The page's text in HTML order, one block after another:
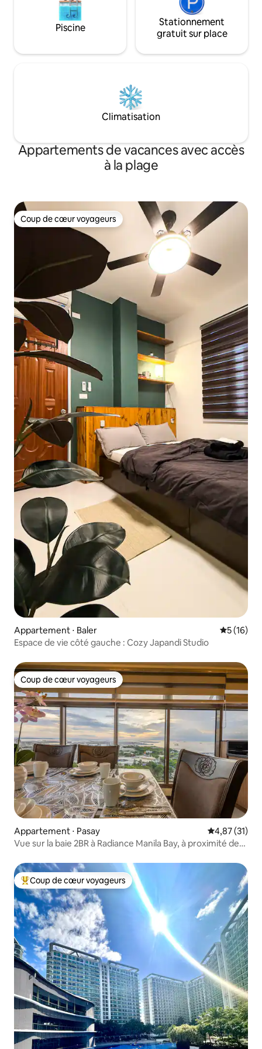
Piscine
Stationnement
gratuit sur place
Climatisation
Appartements de vacances avec accès
à la plage
Coup de cœur voyageurs
Coup de cœur voyageurs
Appartement ⋅ Baler
5 (16)
Espace de vie côté gauche : Cozy Japandi Studio
Coup de cœur voyageurs
Coup de cœur voyageurs
Appartement ⋅ Pasay Évaluation
4,87 (31)
Vue sur la baie 2BR à Radiance Manila Bay, à proximité de
Coups de cœur voyageurs les plus appréciés
Coup de cœur voyageurs